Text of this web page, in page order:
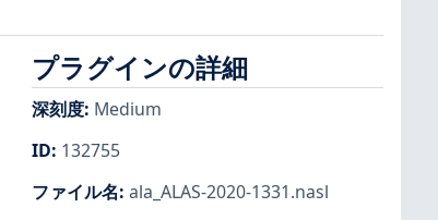
プラグインの詳細
深刻度: Medium
ID: 132755
ファイル名: ala_ALAS-2020-1331.nasl